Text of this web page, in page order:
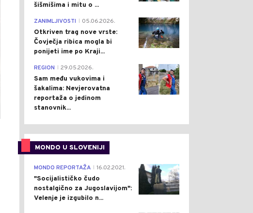
šišmišima i mitu o ...
0
ZANIMLJIVOSTI 05.06.2026.
Otkriven trag nove vrste:
Čovječja ribica mogla bi
ponijeti ime po Kraji...
0
REGION 29.05.2026.
Sam među vukovima i
šakalima: Nevjerovatna
reportaža o jedinom
stanovnik...
MONDO U SLOVENIJI
4
MONDO REPORTAŽA 16.02.2021.
"Socijalističko čudo
nostalgično za Jugoslavijom":
Velenje je izgubilo n...